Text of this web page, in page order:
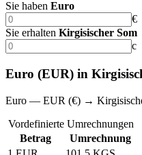
Sie haben Euro
€
Sie erhalten Kirgisischer Som
с
Euro (EUR) in
Euro — EUR (€) →
Vordefinierte Umrechnungen
Betrag
Umrechnung